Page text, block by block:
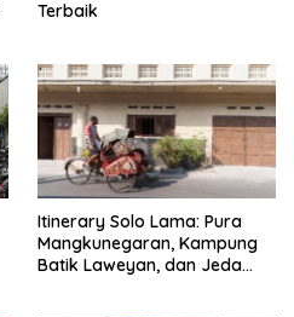
Terbaik
Itinerary Solo Lama: Pura
Mangkunegaran, Kampung
Batik Laweyan, dan Jeda